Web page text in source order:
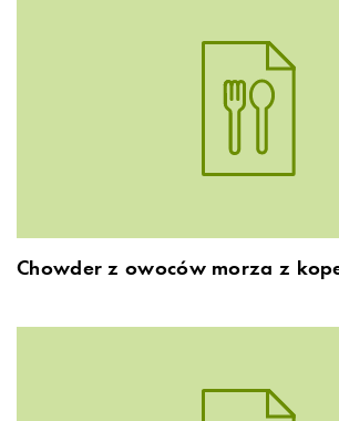
Chowder z owoców morza z